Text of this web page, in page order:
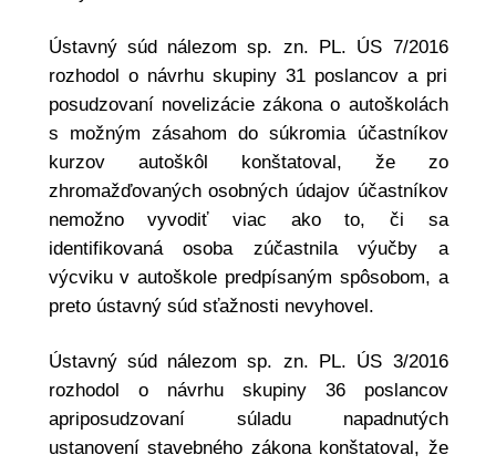
Ústavný súd nálezom sp. zn. PL. ÚS 7/2016
rozhodol o návrhu skupiny 31 poslancov a pri
posudzovaní novelizácie zákona o autoškolách
s možným zásahom do súkromia účastníkov
kurzov autoškôl konštatoval, že zo
zhromažďovaných osobných údajov účastníkov
nemožno vyvodiť viac ako to, či sa
identifikovaná osoba zúčastnila výučby a
výcviku v autoškole predpísaným spôsobom, a
preto ústavný súd sťažnosti nevyhovel.
Ústavný súd nálezom sp. zn. PL. ÚS 3/2016
rozhodol o návrhu skupiny 36 poslancov
apriposudzovaní súladu napadnutých
ustanovení stavebného zákona konštatoval, že